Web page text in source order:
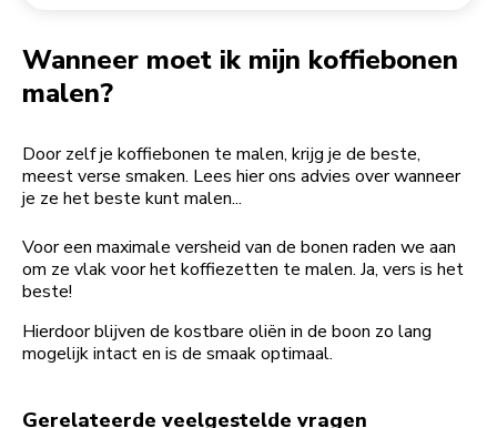
Wanneer moet ik mijn koffiebonen
malen?
Door zelf je koffiebonen te malen, krijg je de beste,
meest verse smaken. Lees hier ons advies over wanneer
je ze het beste kunt malen...
Voor een maximale versheid van de bonen raden we aan
om ze vlak voor het koffiezetten te malen. Ja, vers is het
beste!
Hierdoor blijven de kostbare oliën in de boon zo lang
mogelijk intact en is de smaak optimaal.
Gerelateerde veelgestelde vragen